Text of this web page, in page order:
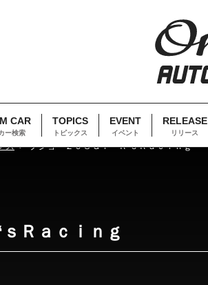
CAR
ー検索
TOPICS
トピックス
EVENT
イベント
RELEASE
リリース
ス プジョー２０８ＧＴ Ｒ‘ｓＲａｃｉｎｇ
Ｒａｃｉｎｇ